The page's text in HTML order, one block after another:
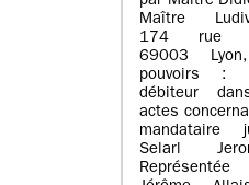
Maître
174 rue
69003
pouvoirs :
débiteur
actes
mandataire
Selarl